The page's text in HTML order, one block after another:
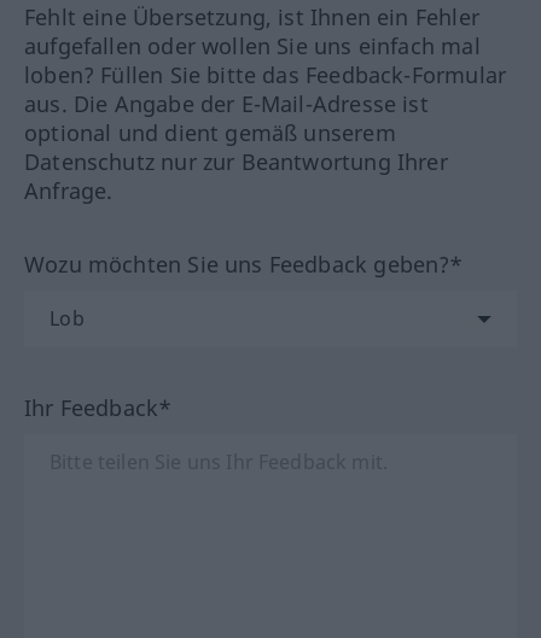
Fehlt eine Übersetzung, ist Ihnen ein Fehler
aufgefallen oder wollen Sie uns einfach mal
loben? Füllen Sie bitte das Feedback-Formular
aus. Die Angabe der E-Mail-Adresse ist
optional und dient gemäß unserem
Datenschutz nur zur Beantwortung Ihrer
Anfrage.
Wozu möchten Sie uns Feedback geben?*
Ihr Feedback*